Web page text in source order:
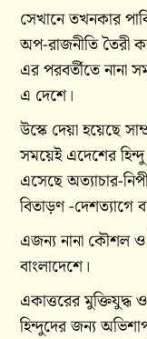
সেখানে তখনকার
অপ-রাজনীতি তৈরী
এর পরবর্তীতে নানা
এ দেশে।
উস্কে দেয়া হয়েছে
সময়েই এদেশের
এসেছে অত্যাচার-
বিতাড়ণ -দেশত্যাগে
এজন্য নানা কৌশল ও
বাংলাদেশে।
একাত্তরের মুক্তিযুদ্ধ
হিন্দুদের জন্য